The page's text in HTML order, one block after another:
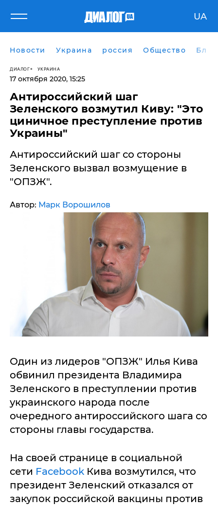
UA
Новости Украина россия Общество
ДИАЛОГ УКРАИНА
17 октября 2020, 15:25
Антироссийский шаг
Зеленского возмутил Киву: "Это
циничное преступление против
Украины"
​Антироссийский шаг со стороны
Зеленского вызвал возмущение в
"ОПЗЖ".
Автор: Марк Ворошилов
Один из лидеров "ОПЗЖ" Илья Кива
обвинил президента Владимира
Зеленского в преступлении против
украинского народа после
очередного антироссийского шага со
стороны главы государства.
На своей странице в социальной
сети Facebook Кива возмутился, что
президент Зеленский отказался от
закупок российской вакцины против